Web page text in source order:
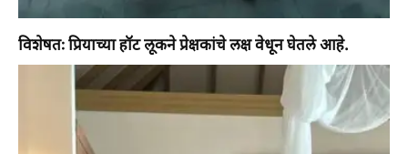
विशेषतः प्रियाच्या हॉट लूकने प्रेक्षकांचे लक्ष वेधून घेतले आहे.